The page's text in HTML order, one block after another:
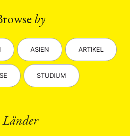
by
ASIEN ARTIKEL
STUDIUM
Länder